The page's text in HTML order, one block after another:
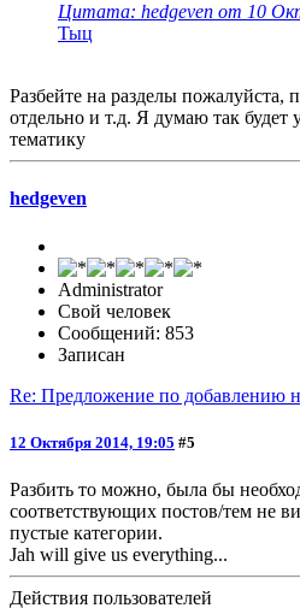
Цитата: hedgeven от 10
Тыц
Разбейте на разделы пожалуйста,
отдельно и т.д. Я думаю так будет
тематику
hedgeven
Administrator
Свой человек
Сообщений: 853
Записан
Re: Предложение по добавлению
12 Октября 2014, 19:05 #5
Разбить то можно, была бы
соответствующих постов/тем не
пустые категории.
Jah will give us everything...
Действия пользователей